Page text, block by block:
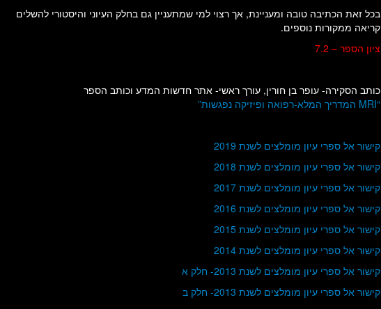
בכל זאת הכתיבה טובה ומעניינת, אך רצוי למי שמתעניין גם בחלק העיוני והיסטורי להשלים
קריאה ממקורות נוספים.
ציון הספר – 7.2
כותב הסקירה- עופר בן חורין, עורך ראשי- אתר חדשות המדע וכותב הספר
“MRI המדריך המלא-רפואה ופיזיקה נפגשות”
קישור אל ספרי עיון מומלצים לשנת 2019
קישור אל ספרי עיון מומלצים לשנת 2018
קישור אל ספרי עיון מומלצים לשנת 2017
קישור אל ספרי עיון מומלצים לשנת 2016
קישור אל ספרי עיון מומלצים לשנת 2015
קישור אל ספרי עיון מומלצים לשנת 2014
קישור אל ספרי עיון מומלצים לשנת 2013- חלק א
קישור אל ספרי עיון מומלצים לשנת 2013- חלק ב